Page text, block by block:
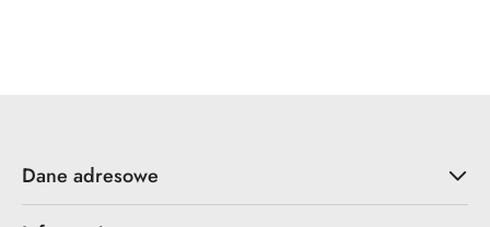
Dane adresowe